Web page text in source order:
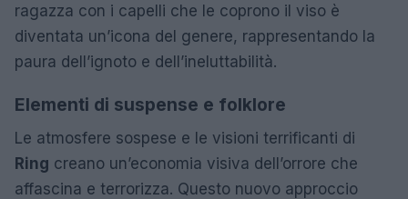
ragazza con i capelli che le coprono il viso è
diventata un’icona del genere, rappresentando la
paura dell’ignoto e dell’ineluttabilità.
Elementi di suspense e folklore
Le atmosfere sospese e le visioni terrificanti di
Ring creano un’economia visiva dell’orrore che
affascina e terrorizza. Questo nuovo approccio